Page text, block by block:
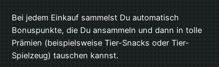
Bei jedem Einkauf sammelst Du automatisch
Bonuspunkte, die Du ansammeln und dann in tolle
Prämien (beispielsweise Tier-Snacks oder Tier-
Spielzeug) tauschen kannst.